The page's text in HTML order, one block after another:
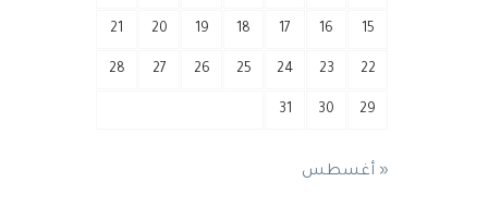
15
16
17
18
19
20
21
22
23
24
25
26
27
28
29
30
31
« أغسطس